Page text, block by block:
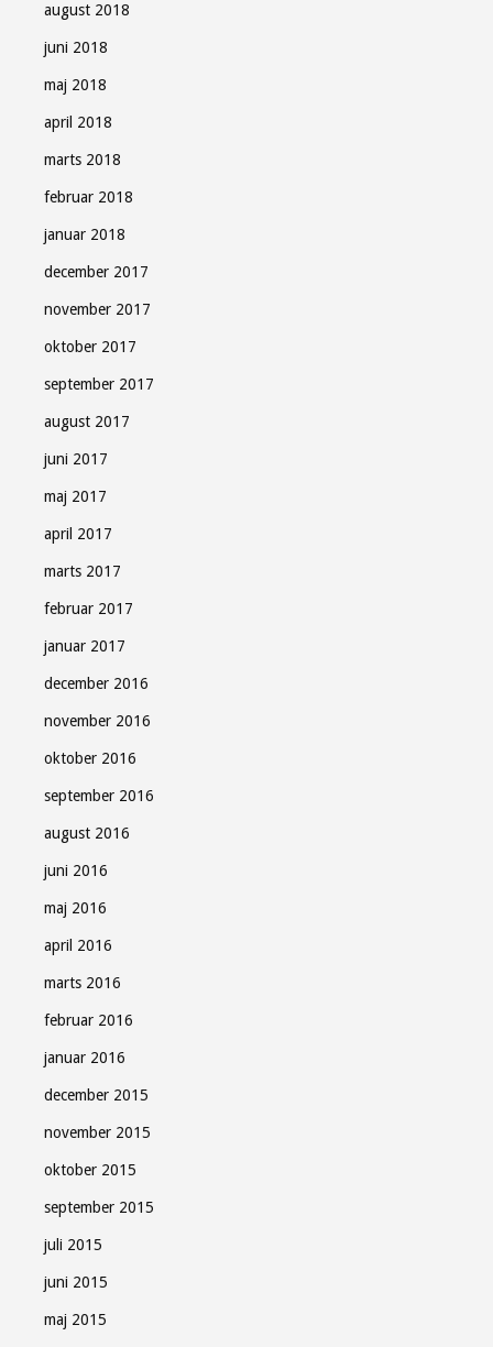
august 2018
juni 2018
maj 2018
april 2018
marts 2018
februar 2018
januar 2018
december 2017
november 2017
oktober 2017
september 2017
august 2017
juni 2017
maj 2017
april 2017
marts 2017
februar 2017
januar 2017
december 2016
november 2016
oktober 2016
september 2016
august 2016
juni 2016
maj 2016
april 2016
marts 2016
februar 2016
januar 2016
december 2015
november 2015
oktober 2015
september 2015
juli 2015
juni 2015
maj 2015